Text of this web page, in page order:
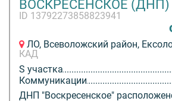
ВОСКРЕСЕНСКОЕ (ДНП)
ID 13792273858823941
ЛО, Всеволожский район,
КАД
S участка
Коммуникации
ДНП "Воскресенское"